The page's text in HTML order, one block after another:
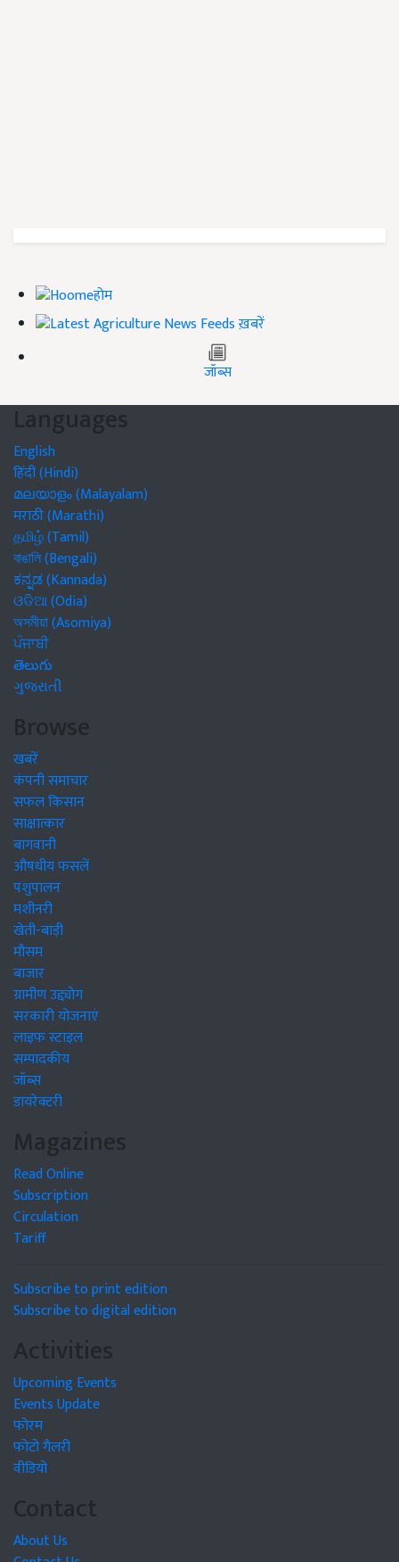
होम
ख़बरें
जॉब्स
Languages
English
हिंदी (Hindi)
മലയാളം (Malayalam)
मराठी (Marathi)
தமிழ் (Tamil)
বাঙালি (Bengali)
ಕನ್ನಡ (Kannada)
ଓଡିଆ (Odia)
অসমীয়া (Asomiya)
ਪੰਜਾਬੀ
తెలుగు
ગુજરાતી
Browse
खबरें
कंपनी समाचार
सफल किसान
साक्षात्कार
बागवानी
औषधीय फसलें
पशुपालन
मशीनरी
खेती-बाड़ी
मौसम
बाजार
ग्रामीण उद्द्योग
सरकारी योजनाएं
लाइफ स्टाइल
सम्पादकीय
जॉब्स
डायरेक्टरी
Magazines
Read Online
Subscription
Circulation
Tariff
Subscribe to print edition
Subscribe to digital edition
Activities
Upcoming Events
Events Update
फोरम
फोटो गैलरी
वीडियो
Contact
About Us